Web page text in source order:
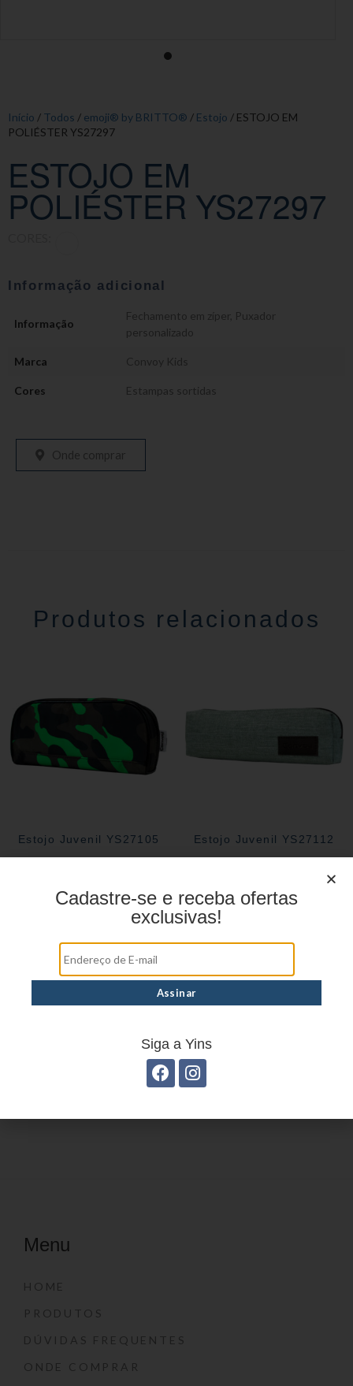
Início / Todos / emoji® by BRITTO® / Estojo / ESTOJO EM
POLIÉSTER YS27297
ESTOJO EM
POLIÉSTER YS27297
Informação adicional
Informação
Fechamento em zíper Puxador
personalizado
Marca Convoy Kids
Cores Estampas sortidas
Onde comprar
Produtos relacionados
Estojo Juvenil YS27105 Estojo Juvenil YS27112
Estojo Juvenil YS41031
Mochila Linha Casual
Menu
HOME
PRODUTOS
DÚVIDAS FREQUENTES
ONDE COMPRAR
Cadastre-se e receba ofertas
exclusivas!
Siga a Yins